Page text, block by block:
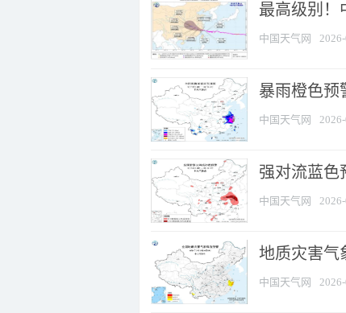
最高级别！
中国天气网
暴雨橙色预
中国天气网
强对流蓝色
中国天气网
地质灾害气
中国天气网